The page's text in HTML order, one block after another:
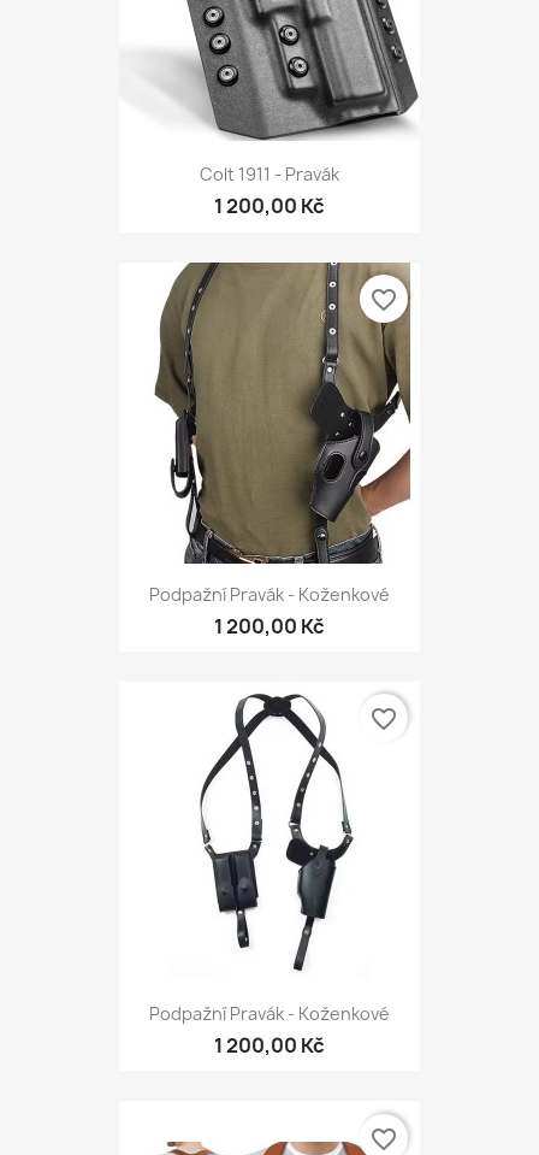
Colt 1911 - Pravák
1 200,00 Kč
Podpažní Pravák - Koženkové
1 200,00 Kč
favorite_border
Podpažní Pravák - Koženkové
1 200,00 Kč
favorite_border
favorite_border